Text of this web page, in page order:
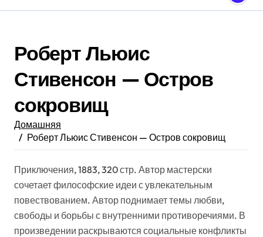
Роберт Льюис
Стивенсон — Остров
сокровищ
Домашняя
Роберт Льюис Стивенсон — Остров сокровищ
Приключения, 1883, 320 стр. Автор мастерски
сочетает философские идеи с увлекательным
повествованием. Автор поднимает темы любви,
свободы и борьбы с внутренними противоречиями. В
произведении раскрываются социальные конфликты